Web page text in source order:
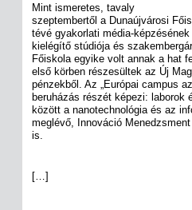
Mint ismeretes, tavaly
szeptembertől a Dunaújvárosi
tévé gyakorlati média-
kielégítő stúdiója és
Főiskola egyike volt annak a hat
első körben részesültek az Új
pénzekből. Az „Európai campus
beruházás részét képezi:
között a nanotechnológia és az
meglévő, Innováció
is.
[…]